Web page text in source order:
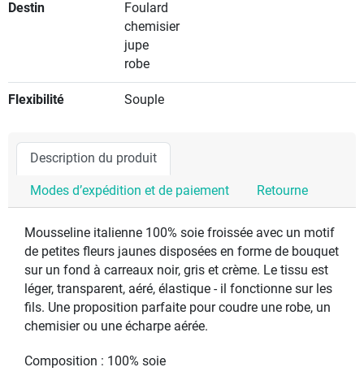
Destin
Foulard
chemisier
jupe
robe
Flexibilité Souple
Description du produit
Modes d’expédition et de paiement Retourne
Mousseline italienne 100% soie froissée avec un motif
de petites fleurs jaunes disposées en forme de bouquet
sur un fond à carreaux noir, gris et crème. Le tissu est
léger, transparent, aéré, élastique - il fonctionne sur les
fils. Une proposition parfaite pour coudre une robe, un
chemisier ou une écharpe aérée.
Composition : 100% soie